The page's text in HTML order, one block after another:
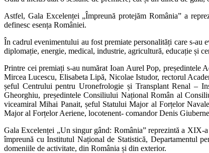
Astfel, Gala Excelenței „Împreună protejăm România” a
definesc esența României.
În cadrul evenimentului au fost premiate personalități care s-
diplomație, energie, medical, industrie, agricultură, educație și
Printre cei premiați s-au numărat Ioan Aurel Pop,
Mircea Lucescu, Elisabeta Lipă, Nicolae Istudor, rectorul
șeful Centrului pentru Uronefrologie și Transplant Renal –
Gheorghiu, președintele Consiliului Național Român al
viceamiral Mihai Panait, șeful Statului Major al Forțelor
Major al Forțelor Aeriene, locotenent- comandor Denis
Gala Excelenței „Un singur gând: România” reprezintă a
împreună cu Institutul Național de Statistică, Departamentul
domeniile de activitate, din România și din exterior.